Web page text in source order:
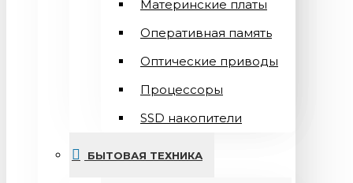
Материнские платы
Оперативная память
Оптические приводы
Процессоры
SSD накопители
БЫТОВАЯ ТЕХНИКА